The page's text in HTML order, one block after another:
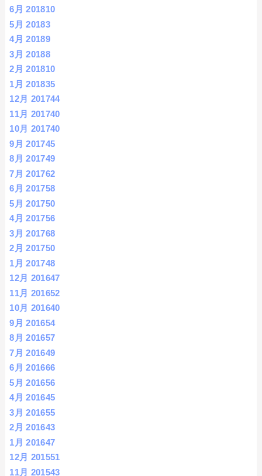
6月 201810
5月 20183
4月 20189
3月 20188
2月 201810
1月 201835
12月 201744
11月 201740
10月 201740
9月 201745
8月 201749
7月 201762
6月 201758
5月 201750
4月 201756
3月 201768
2月 201750
1月 201748
12月 201647
11月 201652
10月 201640
9月 201654
8月 201657
7月 201649
6月 201666
5月 201656
4月 201645
3月 201655
2月 201643
1月 201647
12月 201551
11月 201543